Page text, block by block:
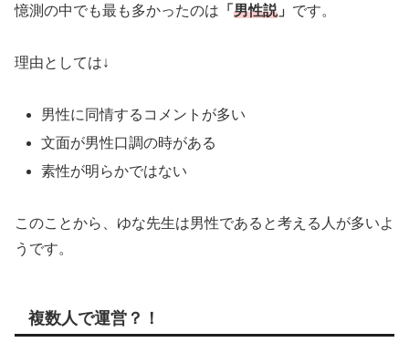
憶測の中でも最も多かったのは 「 男性説」 です。
理由としては↓
男性に同情するコメントが多い
文面が男性口調の時がある
素性が明らかではない
このことから、ゆな先生は男性であると考える人が多いよ
うです。
複数人で運営？！